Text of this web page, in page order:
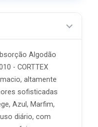
Algodão
- CORTTEX
altamente
sofisticadas
Azul, Marfim,
diário, com